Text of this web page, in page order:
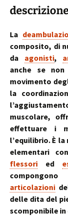
La
composito, di
da agonisti,
anche se
movimento
la
muscolare,
effettuare i
l’equilibrio. È
elementari
flessori ed
articolazioni
delle dita del
scomponibile in